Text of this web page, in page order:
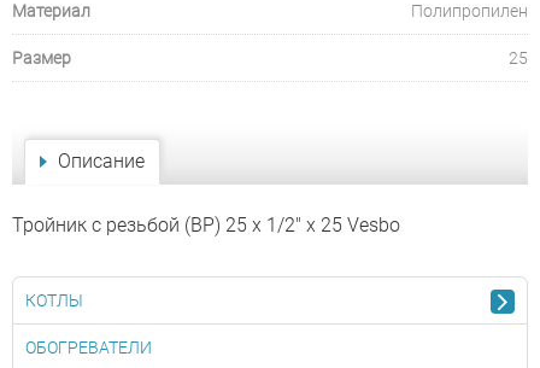
Материал Полипропилен
Размер 25
Описание
Тройник с резьбой (ВР) 25 x 1/2" x 25 Vesbo
КОТЛЫ
ОБОГРЕВАТЕЛИ